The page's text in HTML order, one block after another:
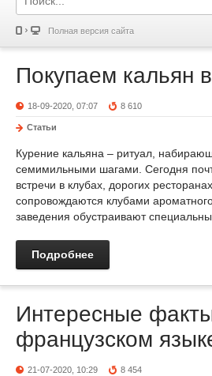
Полная версия сайта
Покупаем кальян
18-09-2020, 07:07 8 610
Статьи
Курение кальяна – ритуал,
семимильными шагами. Сегодня
встречи в клубах, дорогих
сопровождаются клубами
заведения обустраивают
Подробнее
Интересные
французском
21-07-2020, 10:29 8 454